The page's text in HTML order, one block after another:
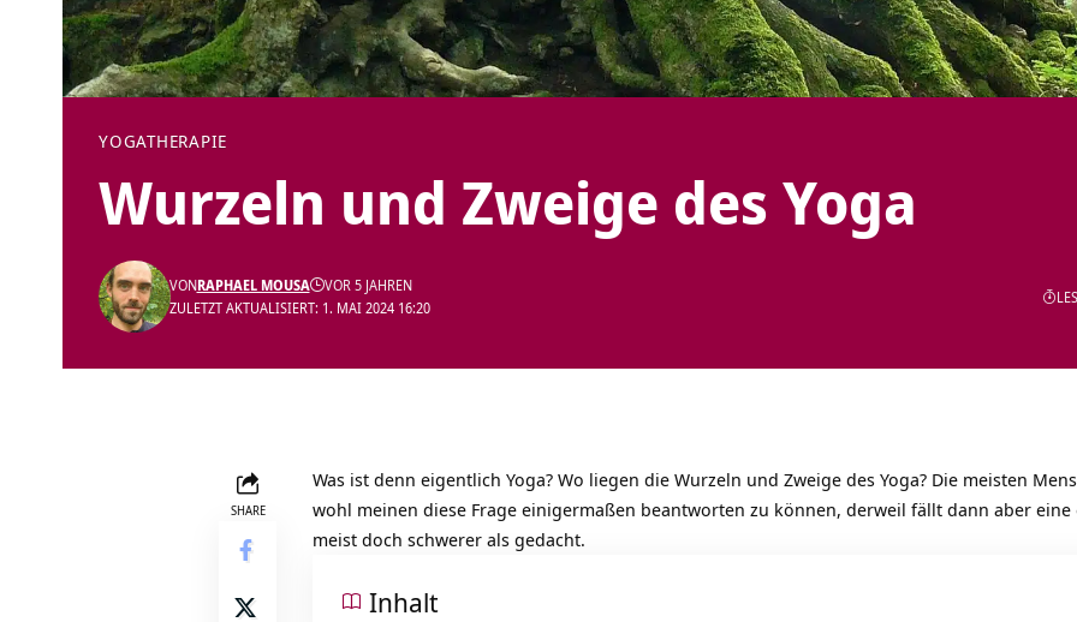
YOGATHERAPIE
Wurzeln und Zweige des Yoga
ZULETZT AKTUALISIERT: 1. MAI 2024 16:20
VONRAPHAEL MOUSA VOR 5 JAHREN
SHARE
Was ist denn eigentlich Yoga? Wo liegen die Wurzeln und Zweige des Yoga? Die meisten
wohl meinen diese Frage einigermaßen beantworten zu können, derweil fällt dann aber
meist doch schwerer als gedacht.
Inhalt